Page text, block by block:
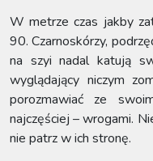
W metrze czas jakby
90. Czarnoskórzy,
na szyi nadal katują
wyglądający niczym
porozmawiać ze
najczęściej – wrogami.
nie patrz w ich stronę.